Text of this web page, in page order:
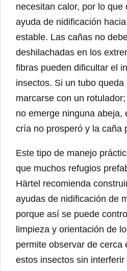
necesitan calor, por lo que
ayuda de nidificación
estable. Las cañas no
deshilachadas en los
fibras pueden dificultar el
insectos. Si un tubo
marcarse con un
no emerge ninguna abeja,
cría no prosperó y la caña
Este tipo de manejo
que muchos refugios
Härtel recomienda
ayudas de nidificación de
porque así se puede
limpieza y orientación de
permite observar de cerca
estos insectos sin interferir